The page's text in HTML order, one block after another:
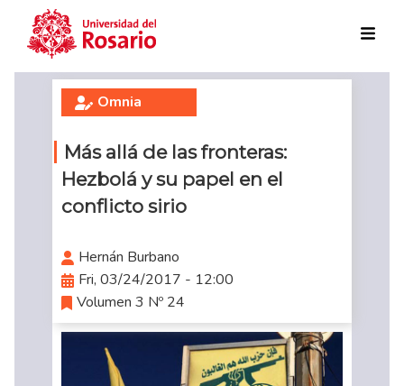
Skip to main content
Omnia
Más allá de las fronteras:
Hezbolá y su papel en el
conflicto sirio
Hernán Burbano
Fri, 03/24/2017 - 12:00
Volumen 3 Nº 24